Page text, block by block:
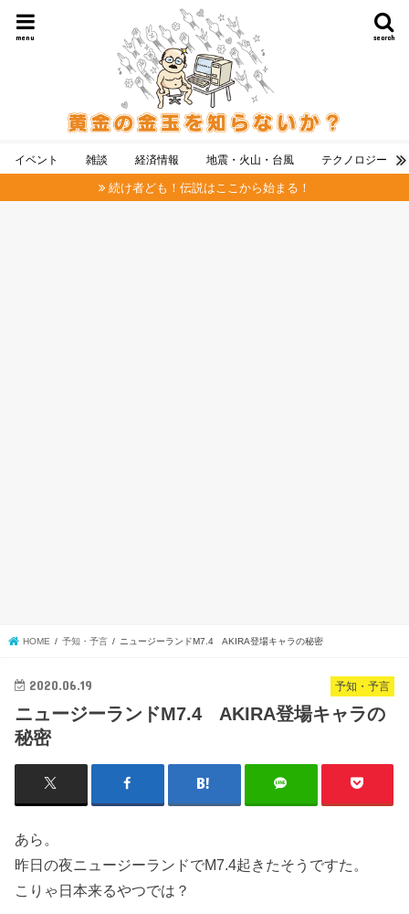
search
menu
イベント 雑談 経済情報 地震・火山・台風 テクノロジー
続け者ども！伝説はここから始まる！
HOME 予知・予言 ニュージーランドM7.4 AKIRA登場キャラの秘密
予知・予言
2020.06.19
ニュージーランドM7.4 AKIRA登場キャラの
秘密
あら。
昨日の夜ニュージーランドでM7.4起きたそうですた。
こりゃ日本来るやつでは？